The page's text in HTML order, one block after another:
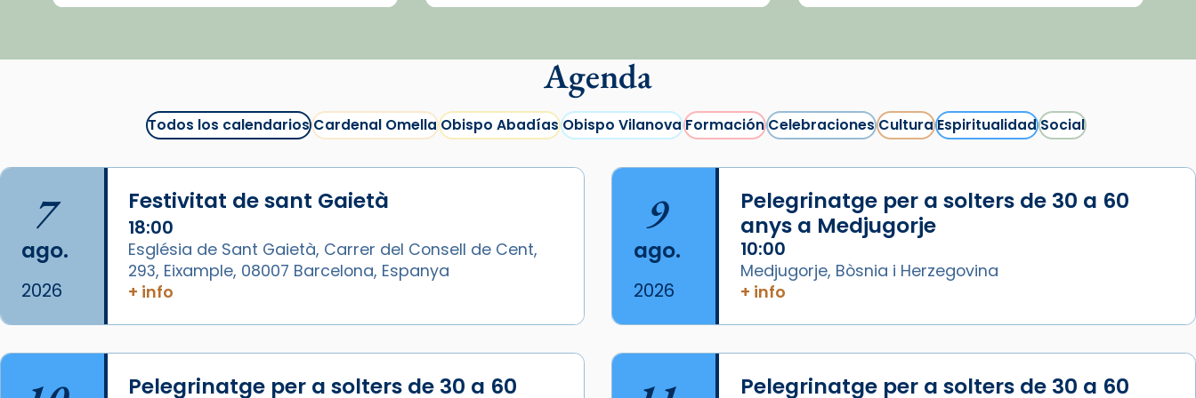
juliol la missa de Les Santes de
📸 J. Merino
Foto
View on Facebook · Share
Arquebisbat de Barcelonais at
1 week ago
Aquest dilluns, 27 de juliol, ha
Cargar más...
Agenda
Todos los calendariosCardenal OmellaObispo AbadíasObispo VilanovaFormaciónCelebracionesCulturaEspiritualidadSocial
7
ago.
2026
Festivitat de sant Gaietà
18:00
Església de Sant Gaietà, Carrer del Consell de Cent,
293, Eixample, 08007 Barcelona, Espanya
+ info
9
ago.
2026
Pelegrinatge per a solters de 30 a 60
anys a Medjugorje
10:00
Medjugorje, Bòsnia i Herzegovina
+ info
Pelegrinatge per a solters de 30 a 60
Pelegrinatge per a solters de 30 a 60